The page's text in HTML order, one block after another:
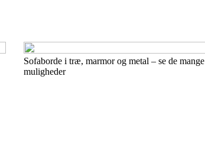
Sofaborde i træ, marmor og metal – se de mange
muligheder